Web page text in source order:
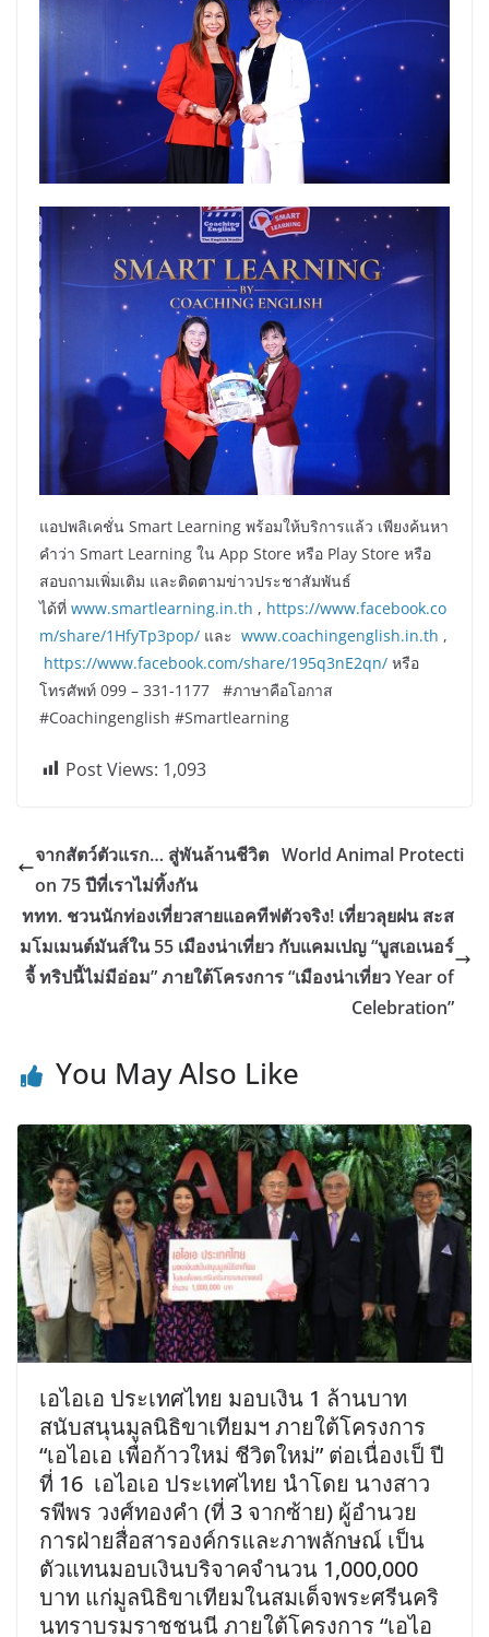
แอปพลิเคชั่น Smart Learning พร้อมให้บริการแล้ว เพียงค้นหา
คำว่า Smart Learning ใน App Store หรือ Play Store หรือ
สอบถามเพิ่มเติม และติดตามข่าวประชาสัมพันธ์
ได้ที่ www.smartlearning.in.th , https://www.facebook.co
m/share/1HfyTp3pop/ และ www.coachingenglish.in.th ,
https://www.facebook.com/share/195q3nE2qn/ หรือ
โทรศัพท์ 099 – 331-1177 #ภาษาคือโอกาส
#Coachingenglish #Smartlearning
Post Views: 1,093
จากสัตว์ตัวแรก… สู่พันล้านชีวิต World Animal Protecti
on 75 ปีที่เราไม่ทิ้งกัน
ททท. ชวนนักท่องเที่ยวสายแอคทีฟตัวจริง! เที่ยวลุยฝน สะส
มโมเมนต์มันส์ใน 55 เมืองน่าเที่ยว กับแคมเปญ “บูสเอเนอร์
จี้ ทริปนี้ไม่มีอ่อม” ภายใต้โครงการ “เมืองน่าเที่ยว Year of
Celebration”
You May Also Like
เอไอเอ ประเทศไทย มอบเงิน 1 ล้านบาท
สนับสนุนมูลนิธิขาเทียมฯ ภายใต้โครงการ
“เอไอเอ เพื่อก้าวใหม่ ชีวิตใหม่” ต่อเนื่องเป็ ปี
ที่ 16 เอไอเอ ประเทศไทย นำโดย นางสาว
รพีพร วงศ์ทองคำ (ที่ 3 จากซ้าย) ผู้อำนวย
การฝ่ายสื่อสารองค์กรและภาพลักษณ์ เป็น
ตัวแทนมอบเงินบริจาคจำนวน 1,000,000
บาท แก่มูลนิธิขาเทียมในสมเด็จพระศรีนคริ
นทราบรมราชชนนี ภายใต้โครงการ “เอไอ